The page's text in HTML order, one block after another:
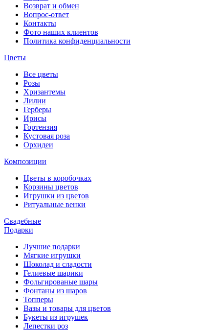
Возврат и обмен
Вопрос-ответ
Контакты
Фото наших клиентов
Политика конфиденциальности
Цветы
Все цветы
Розы
Хризантемы
Лилии
Герберы
Ирисы
Гортензия
Кустовая роза
Орхидеи
Композиции
Цветы в коробочках
Корзины цветов
Игрушки из цветов
Ритуальные венки
Свадебные
Подарки
Лучшие подарки
Мягкие игрушки
Шоколад и сладости
Гелиевые шарики
Фольгированые шары
Фонтаны из шаров
Топперы
Вазы и товары для цветов
Букеты из игрушек
Лепестки роз